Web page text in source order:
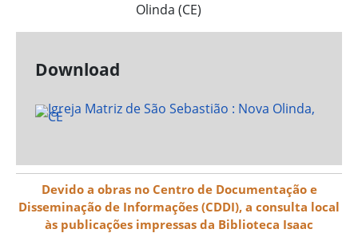
Olinda (CE)
Download
Devido a obras no Centro de Documentação e
Disseminação de Informações (CDDI), a consulta local
às publicações impressas da Biblioteca Isaac